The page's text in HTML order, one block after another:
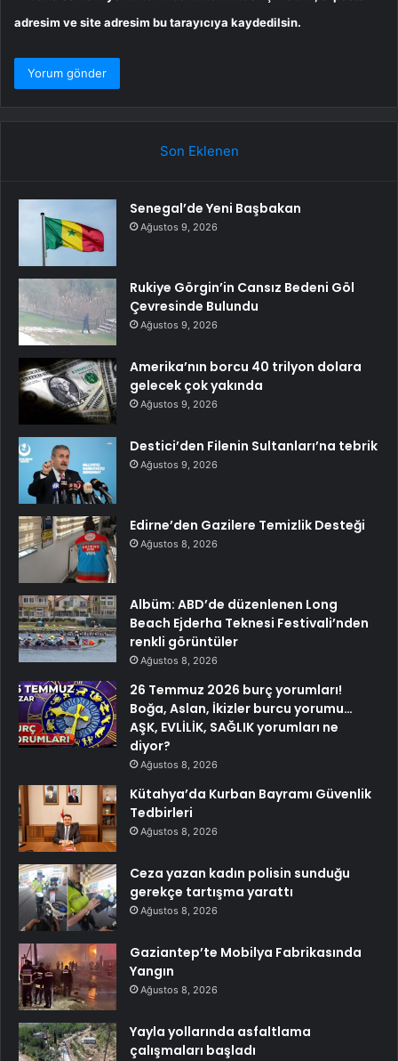
adresim ve site adresim bu tarayıcıya kaydedilsin.
Son Eklenen
Senegal’de Yeni Başbakan
Ağustos 9, 2026
Rukiye Görgin’in Cansız Bedeni Göl
Çevresinde Bulundu
Ağustos 9, 2026
Amerika’nın borcu 40 trilyon dolara
gelecek çok yakında
Ağustos 9, 2026
Destici’den Filenin Sultanları’na tebrik
Ağustos 9, 2026
Edirne’den Gazilere Temizlik Desteği
Ağustos 8, 2026
Albüm: ABD’de düzenlenen Long
Beach Ejderha Teknesi Festivali’nden
renkli görüntüler
Ağustos 8, 2026
26 Temmuz 2026 burç yorumları!
Boğa, Aslan, İkizler burcu yorumu…
AŞK, EVLİLİK, SAĞLIK yorumları ne
diyor?
Ağustos 8, 2026
Kütahya’da Kurban Bayramı Güvenlik
Tedbirleri
Ağustos 8, 2026
Ceza yazan kadın polisin sunduğu
gerekçe tartışma yarattı
Ağustos 8, 2026
Gaziantep’te Mobilya Fabrikasında
Yangın
Ağustos 8, 2026
Yayla yollarında asfaltlama
çalışmaları başladı